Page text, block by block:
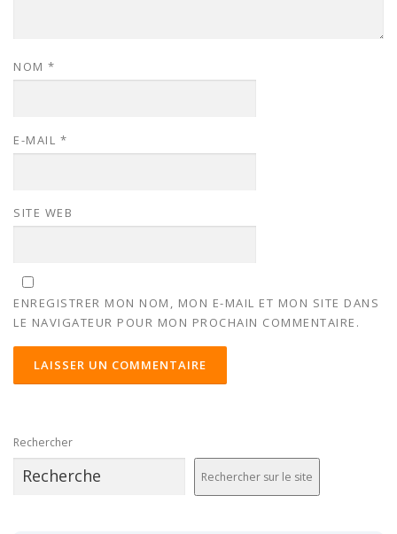
NOM *
E-MAIL *
SITE WEB
ENREGISTRER MON NOM, MON E-MAIL ET MON SITE DANS
LE NAVIGATEUR POUR MON PROCHAIN COMMENTAIRE.
Rechercher
Rechercher sur le site